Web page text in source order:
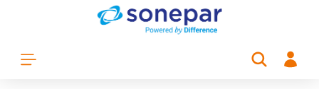
Zum Hauptinhalt springen